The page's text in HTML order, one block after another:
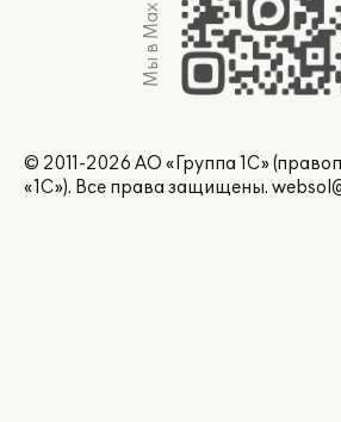
Мы в Max
© 2011-2026 АО «Группа 1С»
«1С»). Все права защищены.